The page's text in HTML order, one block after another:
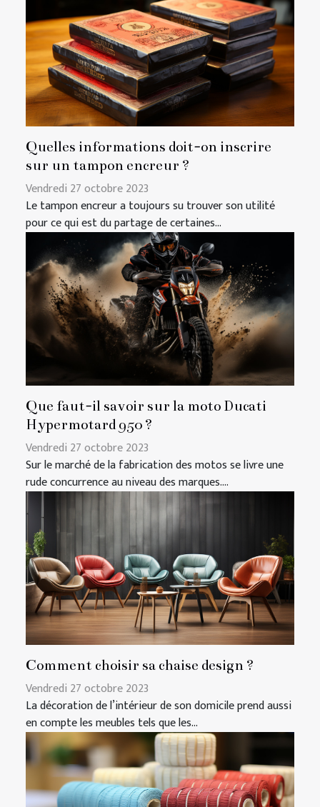
Quelles informations doit-on inscrire
sur un tampon encreur ?
Vendredi 27 octobre 2023
Le tampon encreur a toujours su trouver son utilité
pour ce qui est du partage de certaines...
Que faut-il savoir sur la moto Ducati
Hypermotard 950 ?
Vendredi 27 octobre 2023
Sur le marché de la fabrication des motos se livre une
rude concurrence au niveau des marques....
Comment choisir sa chaise design ?
Vendredi 27 octobre 2023
La décoration de l’intérieur de son domicile prend aussi
en compte les meubles tels que les...